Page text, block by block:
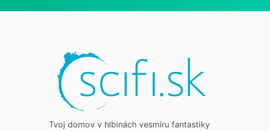
Tvoj domov v hlbinách vesmíru fantastiky